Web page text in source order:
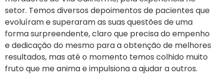
setor. Temos diversos depoimentos de pacientes que
evoluíram e superaram as suas questões de uma
forma surpreendente, claro que precisa do empenho
e dedicação do mesmo para a obtenção de melhores
resultados, mas até o momento temos colhido muito
fruto que me anima e impulsiona a ajudar a outros.